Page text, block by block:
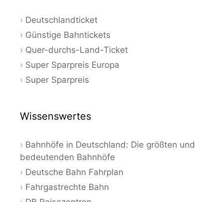
Deutschlandticket
Günstige Bahntickets
Quer-durchs-Land-Ticket
Super Sparpreis Europa
Super Sparpreis
Wissenswertes
Bahnhöfe in Deutschland: Die größten und
bedeutenden Bahnhöfe
Deutsche Bahn Fahrplan
Fahrgastrechte Bahn